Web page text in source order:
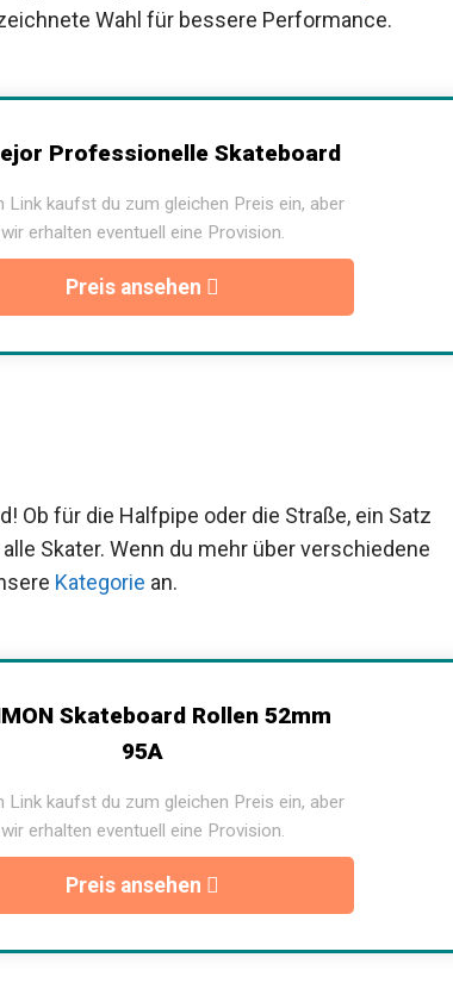
eine ausgezeichnete Wahl für bessere
Link kaufst du zum gleichen Preis ein, aber
erhalten eventuell eine Provision.
Preis ansehen
Ob für die Halfpipe oder die Straße, ein Satz
Skater. Wenn du mehr über verschiedene
Skateboard Rollen 52mm
Link kaufst du zum gleichen Preis ein, aber
erhalten eventuell eine Provision.
Preis ansehen